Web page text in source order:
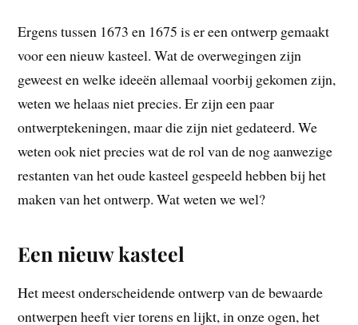
Ergens tussen 1673 en 1675 is er een ontwerp gemaakt
voor een nieuw kasteel. Wat de overwegingen zijn
geweest en welke ideeën allemaal voorbij gekomen zijn,
weten we helaas niet precies. Er zijn een paar
ontwerptekeningen, maar die zijn niet gedateerd. We
weten ook niet precies wat de rol van de nog aanwezige
restanten van het oude kasteel gespeeld hebben bij het
maken van het ontwerp. Wat weten we wel?
Een nieuw kasteel
Het meest onderscheidende ontwerp van de bewaarde
ontwerpen heeft vier torens en lijkt, in onze ogen, het